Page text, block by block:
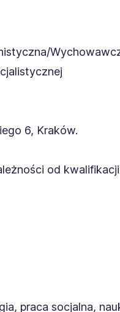
6, Kraków.
od
praca socjalna,